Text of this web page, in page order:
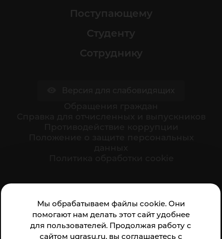
Мы обрабатываем файлы cookie. Они
помогают нам делать этот сайт удобнее
для пользователей. Продолжая работу с
сайтом ugrasu.ru, вы соглашаетесь с
Поступающему
Студенту
Сотруднику
организации: